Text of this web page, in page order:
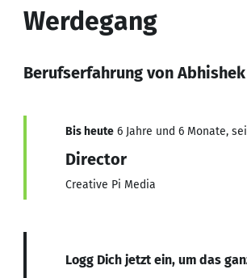
Werdegang
Berufserfahrung von
Bis heute 6 Jahre und 6 Monate,
Director
Creative Pi Media
Logg Dich jetzt ein, um das